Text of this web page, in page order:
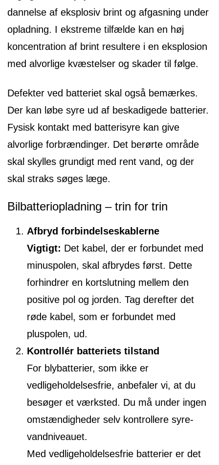
dannelse af eksplosiv brint og afgasning under
opladning. I ekstreme tilfælde kan en høj
koncentration af brint resultere i en eksplosion
med alvorlige kvæstelser og skader til følge.
Defekter ved batteriet skal også bemærkes.
Der kan løbe syre ud af beskadigede batterier.
Fysisk kontakt med batterisyre kan give
alvorlige forbrændinger. Det berørte område
skal skylles grundigt med rent vand, og der
skal straks søges læge.
Bilbatteriopladning – trin for trin
Afbryd forbindelseskablerne
Vigtigt: Det kabel, der er forbundet med
minuspolen, skal afbrydes først. Dette
forhindrer en kortslutning mellem den
positive pol og jorden. Tag derefter det
røde kabel, som er forbundet med
pluspolen, ud.
Kontrollér batteriets tilstand
For blybatterier, som ikke er
vedligeholdelsesfrie, anbefaler vi, at du
besøger et værksted. Du må under ingen
omstændigheder selv kontrollere syre-
vandniveauet.
Med vedligeholdelsesfrie batterier er det